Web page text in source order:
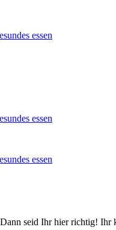
seid Ihr hier richtig!